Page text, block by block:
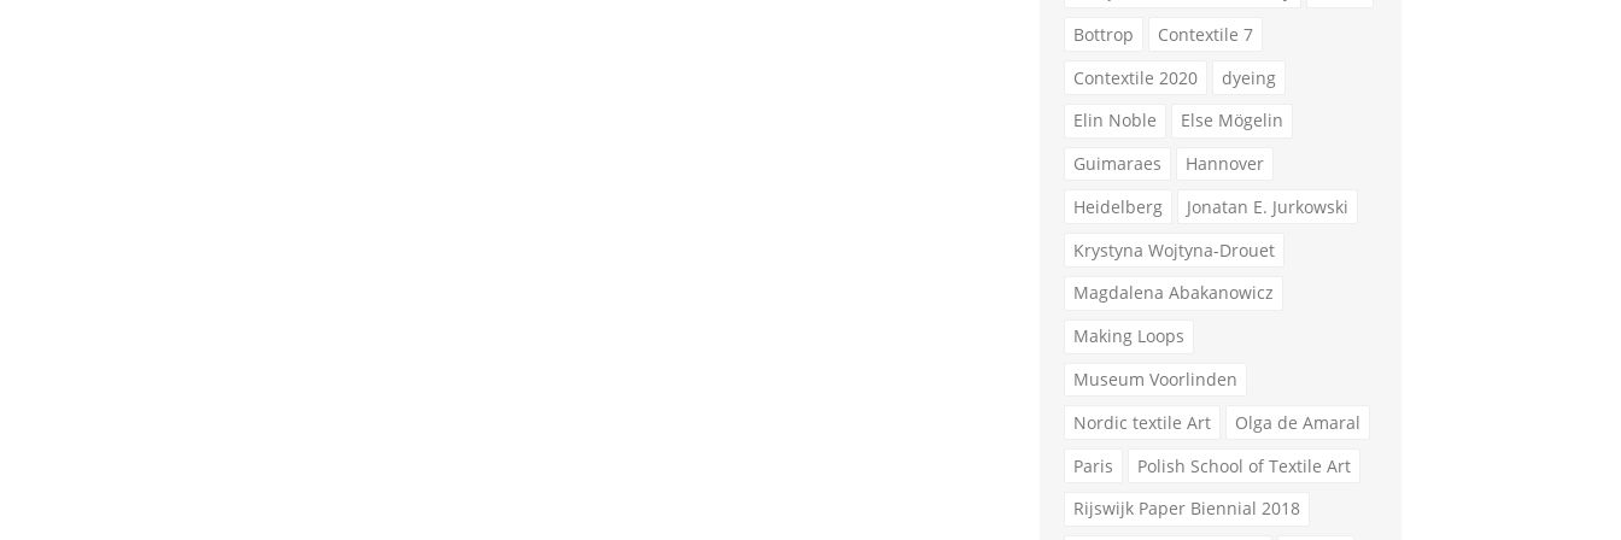
Bottrop
Contextile 7
Contextile 2020
dyeing
Elin Noble
Else Mögelin
Guimaraes
Hannover
Heidelberg
Jonatan E. Jurkowski
Krystyna Wojtyna-Drouet
Magdalena Abakanowicz
Making Loops
Museum Voorlinden
Nordic textile Art
Olga de Amaral
Paris
Polish School of Textile Art
Rijswijk Paper Biennial 2018